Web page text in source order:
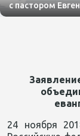
с пастором
24 ноября